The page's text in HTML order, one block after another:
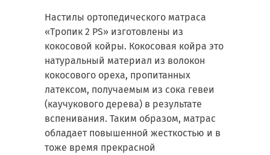
Настилы ортопедического матраса
«Тропик 2 PS» изготовлены из
кокосовой койры. Кокосовая койра это
натуральный материал из волокон
кокосового ореха, пропитанных
латексом, получаемым из сока гевеи
(каучукового дерева) в результате
вспенивания. Таким образом, матрас
обладает повышенной жесткостью и в
тоже время прекрасной